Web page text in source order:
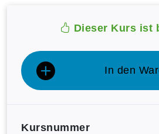
Dieser Kurs ist
In den
Kursnummer